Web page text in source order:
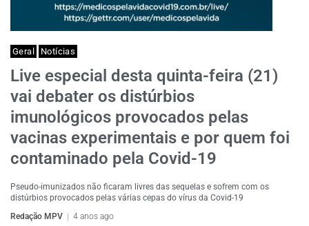
Geral Notícias
Live especial desta quinta-feira (21)
vai debater os distúrbios
imunológicos provocados pelas
vacinas experimentais e por quem foi
contaminado pela Covid-19
Pseudo-imunizados não ficaram livres das sequelas e sofrem com os
distúrbios provocados pelas várias cepas do vírus da Covid-19
Redação MPV
4 anos ago